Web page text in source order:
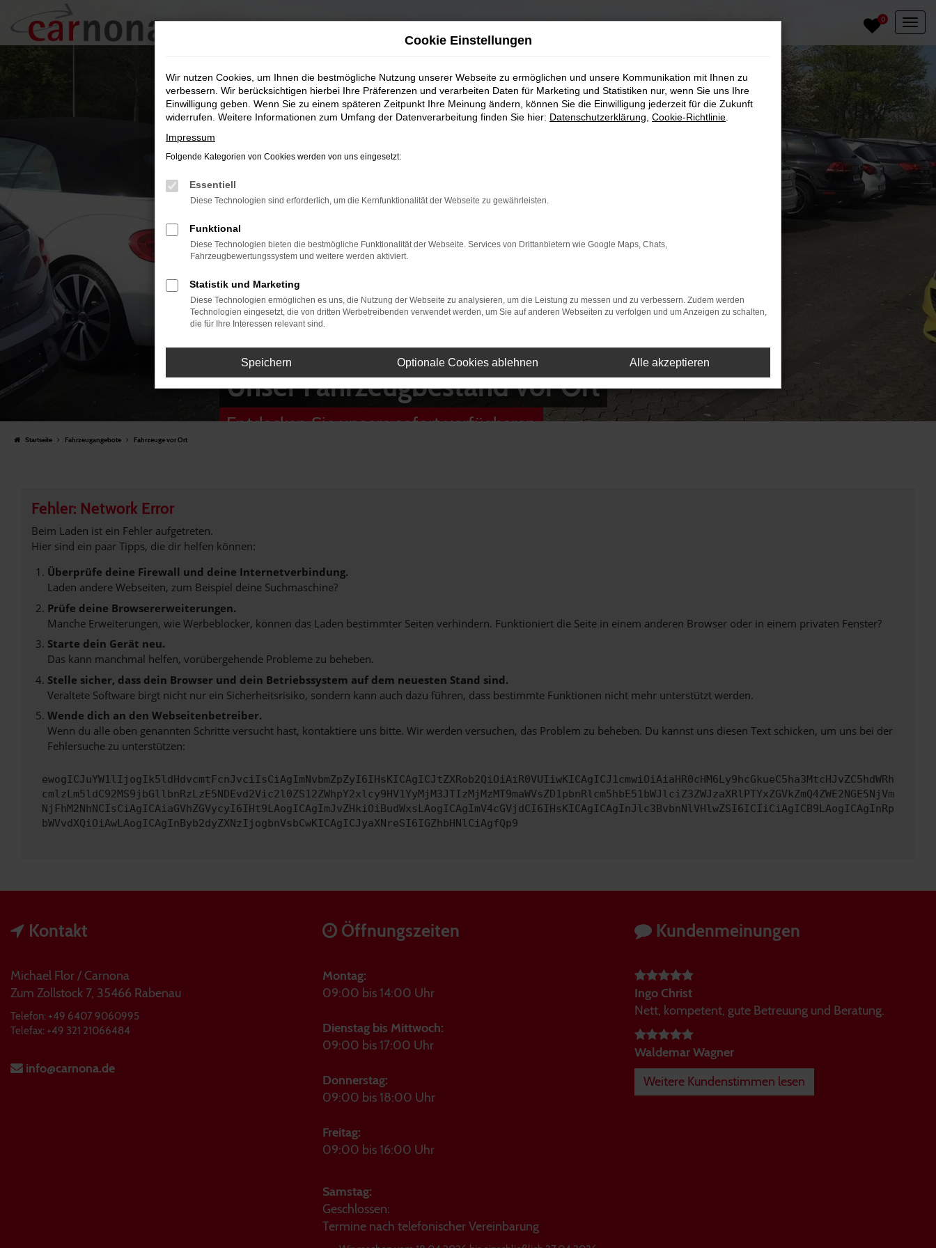
Zum
Hauptinhalt
springen
0
Unser Fahrzeugbestand vor Ort
Entdecken Sie unsere sofort verfügbaren
Startseite Fahrzeugangebote Fahrzeuge vor Ort
Fehler: Network Error
Beim Laden ist ein Fehler aufgetreten.
Hier sind ein paar Tipps, die dir helfen können:
Überprüfe deine Firewall und deine Internetverbindung.
Laden andere Webseiten, zum Beispiel deine Suchmaschine?
Prüfe deine Browsererweiterungen.
Manche Erweiterungen, wie Werbeblocker, können das Laden bestimmter Seiten verhindern. Funktioniert die Seite in einem anderen Browser oder in einem privaten Fenster?
Starte dein Gerät neu.
Das kann manchmal helfen, vorübergehende Probleme zu beheben.
Stelle sicher, dass dein Browser und dein Betriebssystem auf dem neuesten Stand sind.
Veraltete Software birgt nicht nur ein Sicherheitsrisiko, sondern kann auch dazu führen, dass bestimmte Funktionen nicht mehr unterstützt werden.
Wende dich an den Webseitenbetreiber.
Wenn du alle oben genannten Schritte versucht hast, kontaktiere uns bitte. Wir werden versuchen, das Problem zu beheben. Du kannst uns diesen Text schicken, um uns bei der
Fehlersuche zu unterstützen:
ewogICJuYW1lIjogIk5ldHdvcmtFcnJvciIsCiAgImNvbmZpZyI6IHsKICAgICJtZXRob2QiOiAiR0VUIiwKICAgICJ1cmwiOiAiaHR0cHM6Ly9hcGkueC5ha3MtcHJvZC5hdWRh
cmlzLm5ldC92MS9jbGllbnRzLzE5NDEvd2Vic2l0ZS12ZWhpY2xlcy9HV1YyMjM3JTIzMjMzMT9maWVsZD1pbnRlcm5hbE51bWJlciZ3ZWJzaXRlPTYxZGVkZmQ4ZWE2NGE5NjVm
NjFhM2NhNCIsCiAgICAiaGVhZGVycyI6IHt9LAogICAgImJvZHkiOiBudWxsLAogICAgImV4cGVjdCI6IHsKICAgICAgInJlc3BvbnNlVHlwZSI6ICIiCiAgICB9LAogICAgInRp
bWVvdXQiOiAwLAogICAgInByb2dyZXNzIjogbnVsbCwKICAgICJyaXNreSI6IGZhbHNlCiAgfQp9
Kontakt
Michael Flor / Carnona
Zum Zollstock 7, 35466 Rabenau
Telefon: +49 6407 9060995
Telefax: +49 321 21066484
info@carnona.de
Öffnungszeiten
Montag:
09:00 bis 14:00 Uhr
Dienstag bis Mittwoch:
09:00 bis 17:00 Uhr
Donnerstag:
09:00 bis 18:00 Uhr
Freitag:
09:00 bis 16:00 Uhr
Samstag:
Geschlossen:
Termine nach telefonischer Vereinbarung
Kundenmeinungen
Ingo Christ
Nett, kompetent, gute Betreuung und Beratung.
Waldemar Wagner
Weitere Kundenstimmen lesen
Cookie Einstellungen
Wir nutzen Cookies, um Ihnen die bestmögliche Nutzung unserer Webseite zu ermöglichen und unsere Kommunikation mit Ihnen zu
verbessern. Wir berücksichtigen hierbei Ihre Präferenzen und verarbeiten Daten für Marketing und Statistiken nur, wenn Sie uns Ihre
Einwilligung geben. Wenn Sie zu einem späteren Zeitpunkt Ihre Meinung ändern, können Sie die Einwilligung jederzeit für die Zukunft
widerrufen. Weitere Informationen zum Umfang der Datenverarbeitung finden Sie hier: Datenschutzerklärung Cookie-Richtlinie
Impressum
Folgende Kategorien von Cookies werden von uns eingesetzt:
Essentiell
Diese Technologien sind erforderlich, um die Kernfunktionalität der Webseite zu gewährleisten.
Funktional
Diese Technologien bieten die bestmögliche Funktionalität der Webseite. Services von Drittanbietern wie Google Maps, Chats,
Fahrzeugbewertungssystem und weitere werden aktiviert.
Statistik und Marketing
Diese Technologien ermöglichen es uns, die Nutzung der Webseite zu analysieren, um die Leistung zu messen und zu verbessern. Zudem werden
Technologien eingesetzt, die von dritten Werbetreibenden verwendet werden, um Sie auf anderen Webseiten zu verfolgen und um Anzeigen zu schalten,
die für Ihre Interessen relevant sind.
Speichern Optionale Cookies ablehnen Alle akzeptieren